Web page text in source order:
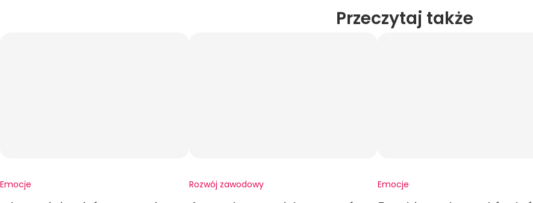
Przeczytaj także
Emocje Rozwój zawodowy Emocje